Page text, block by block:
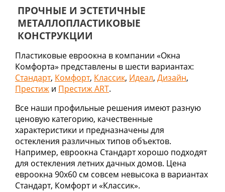
ПРОЧНЫЕ И ЭСТЕТИЧНЫЕ
МЕТАЛЛОПЛАСТИКОВЫЕ
КОНСТРУКЦИИ
Пластиковые евроокна в компании «Окна
Комфорта» представлены в шести вариантах:
Стандарт, Комфорт, Классик, Идеал, Дизайн,
Престиж и Престиж ART.
Все наши профильные решения имеют разную
ценовую категорию, качественные
характеристики и предназначены для
остекления различных типов объектов.
Например, евроокна Стандарт хорошо подходят
для остекления летних дачных домов. Цена
евроокна 90х60 см совсем невысока в вариантах
Стандарт, Комфорт и «Классик».